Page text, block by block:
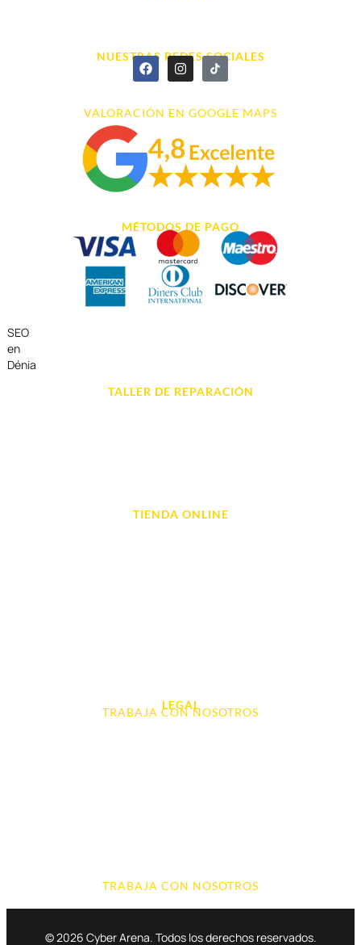
NUESTRAS REDES SOCIALES
VALORACIÓN EN GOOGLE MAPS
MÉTODOS DE PAGO
SEO
en
Dénia
TALLER DE REPARACIÓN
TIENDA ONLINE
LEGAL
TRABAJA CON NOSOTROS
TRABAJA CON NOSOTROS
© 2026 Cyber Arena. Todos los derechos reservados.